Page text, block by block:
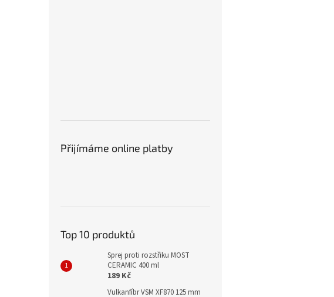
Přijímáme online platby
Top 10 produktů
Sprej proti rozstřiku MOST
CERAMIC 400 ml
189 Kč
Vulkanfíbr VSM XF870 125 mm